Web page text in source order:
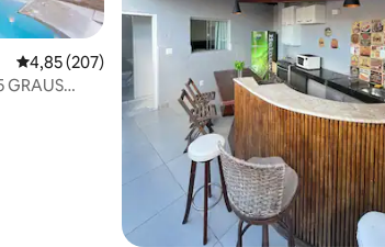
4,85 de uma avaliação média de 5, 207 avaliações
4,85 (207)
GRAUS